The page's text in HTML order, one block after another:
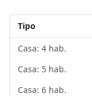
Tipo
Casa: 4 hab.
Casa: 5 hab.
Casa: 6 hab.